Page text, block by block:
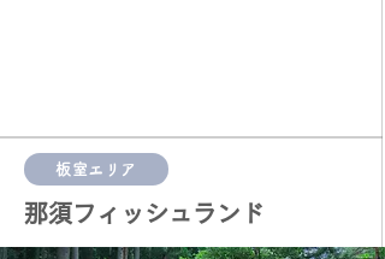
板室エリア
​那須フィッシュランド